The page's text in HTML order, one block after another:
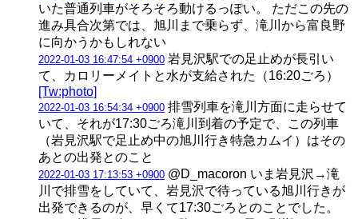
いた普通列車がそろそろ動けるっぽい。 ただこの先の
進み具合次第では、旭川まで乗らず、滝川から富良野
に向かうかもしれない
2022-01-03 16:47:54 +0900 岩見沢駅での足止めが長引い
て、カロリーメイトと水が支給された（16:20ごろ）
[Tw:photo]
2022-01-03 16:54:34 +0900 排雪列車を滝川方面に走らせて
いて、それが17:30ごろ滝川到着の予定で、この列車
（岩見沢駅で足止め中の旭川行き特急カムイ）はその
あとの出発とのこと
2022-01-03 17:13:53 +0900 @D_macoron いま岩見沢→滝
川で排雪をしていて、岩見沢で待っている旭川行きが
出発できるのが、早くて17:30ごろとのことでした。